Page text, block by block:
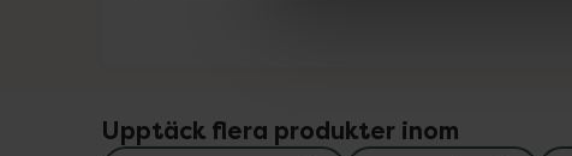
Upptäck flera produkter inom